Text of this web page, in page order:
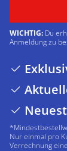
WICHTIG: Du
Anmeldung zu
Nur einmal pro
Verrechnung